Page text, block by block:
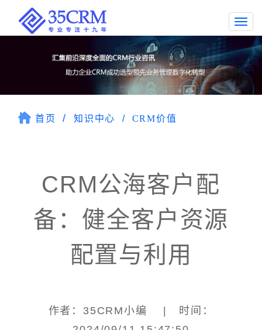
首页 知识中心 CRM价值
CRM公海客户配
备：健全客户资源
配置与利用
作者：35CRM小编 | 时间：